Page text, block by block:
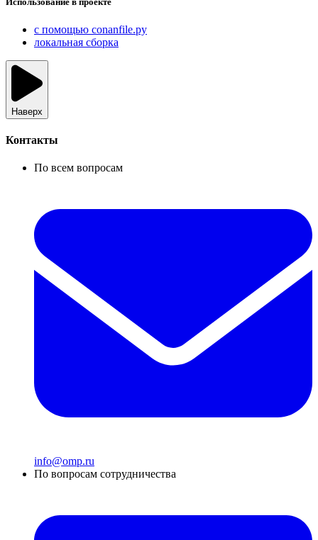
с помощью conanfile.py
локальная сборка
Наверх
Контакты
По всем вопросам
info@omp.ru
По вопросам сотрудничества